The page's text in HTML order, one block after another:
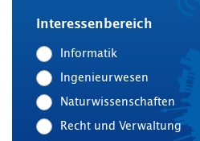
Interessenbereich
Informatik
Ingenieurwesen
Naturwissenschaften
Recht und Verwaltung